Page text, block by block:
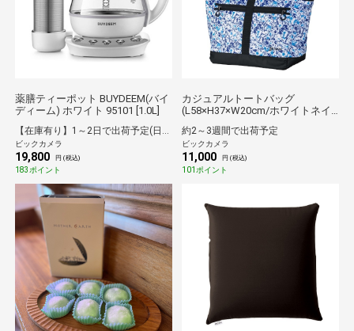
薬膳ティーポット BUYDEEM(バイ
ディーム) ホワイト 95101 [1.0L]
【在庫有り】1～2日で出荷予定(日付指定可)
ビックカメラ
19,800 円 (税込)
183ポイント
カジュアルトートバッグ
(L58×H37×W20cm/ホワイトネイ
ー GGF-B0020 [L58×H37×W20cm /
約0.5kg]
約2～3週間で出荷予定
ビックカメラ
11,000 円 (税込)
101ポイント